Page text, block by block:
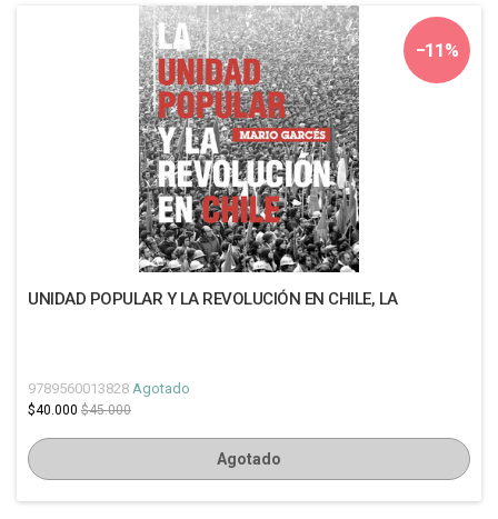
−11%
UNIDAD POPULAR Y LA REVOLUCIÓN EN CHILE, LA
9789560013828 Agotado
$40.000 $45.000
Agotado